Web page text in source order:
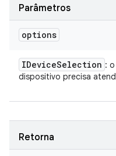
Parâmetros
options
IDeviceSelection : o
dispositivo precisa
Retorna